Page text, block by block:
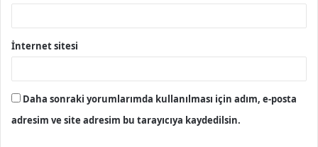
İnternet sitesi
Daha sonraki yorumlarımda kullanılması için adım, e-posta
adresim ve site adresim bu tarayıcıya kaydedilsin.